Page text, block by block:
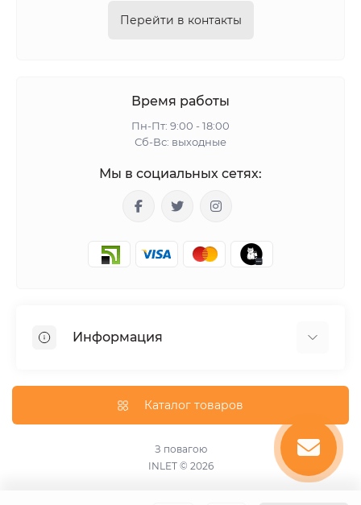
Перейти в контакты
Время работы
Пн-Пт: 9:00 - 18:00
Сб-Вс: выходные
Мы в социальных сетях:
Информация
О магазине
Каталог товаров
З повагою
INLET © 2026